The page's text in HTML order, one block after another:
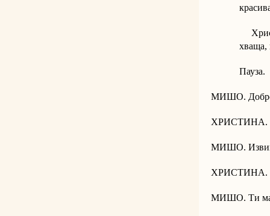
хваща,
Пауза.
МИШО.
ХРИСТИНА.
МИШО.
ХРИСТИНА.
МИШО. Ти